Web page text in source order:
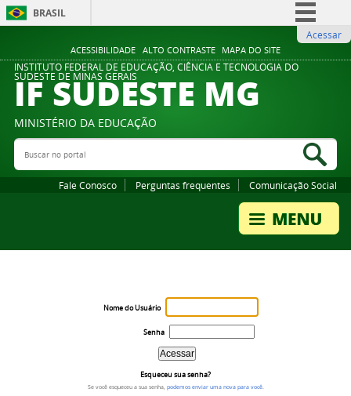
ACESSIBILIDADE ALTO CONTRASTE MAPA DO SITE
BRASIL
Comunica BR
Participe
Legislação
Acessar
INSTITUTO FEDERAL DE EDUCAÇÃO, CIÊNCIA E TECNOLOGIA DO
SUDESTE DE MINAS GERAIS
IF SUDESTE MG
MINISTÉRIO DA EDUCAÇÃO
Buscar no portal
Fale Conosco Perguntas frequentes Comunicação Social
Nome do Usuário
Senha
Esqueceu sua senha?
Se você esqueceu a sua senha, podemos enviar uma nova para você.